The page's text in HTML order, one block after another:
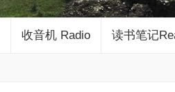
收音机 Radio 读书笔记